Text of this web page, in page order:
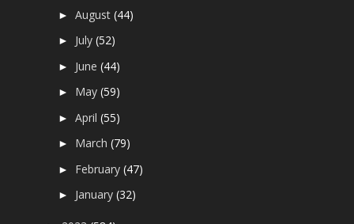
►August(44)
► July(52)
► June(44)
► May(59)
►April(55)
► March(79)
► February(47)
► January(32)